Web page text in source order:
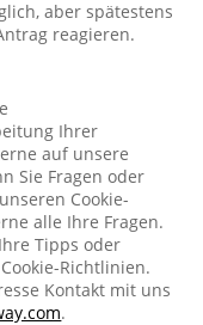
aber spätestens
reagieren.
Ihrer
auf unsere
Sie Fragen oder
Cookie-
alle Ihre Fragen.
Tipps oder
Richtlinien.
Kontakt mit uns
.